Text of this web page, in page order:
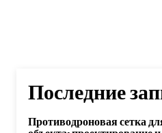
Последние
Противодроновая сетка